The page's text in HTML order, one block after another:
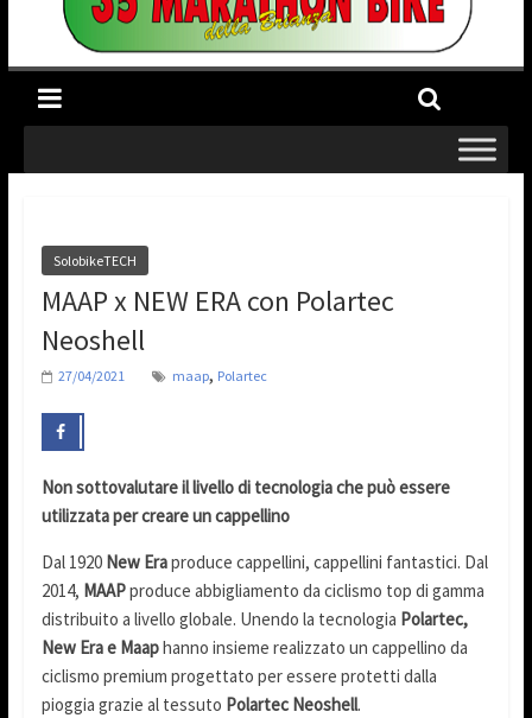
SolobikeTECH
MAAP x NEW ERA con Polartec
Neoshell
27/04/2021 maap, Polartec
Non sottovalutare il livello di tecnologia che può essere
utilizzata per creare un cappellino
Dal 1920 New Eraproduce cappellini, cappellini fantastici. Dal
2014, MAAPproduce abbigliamento da ciclismo top di gamma
distribuito a livello globale. Unendo la tecnologia Polartec,
New Era e Maaphanno insieme realizzato un cappellino da
ciclismo premium progettato per essere protetti dalla
pioggia grazie al tessuto Polartec Neoshell.